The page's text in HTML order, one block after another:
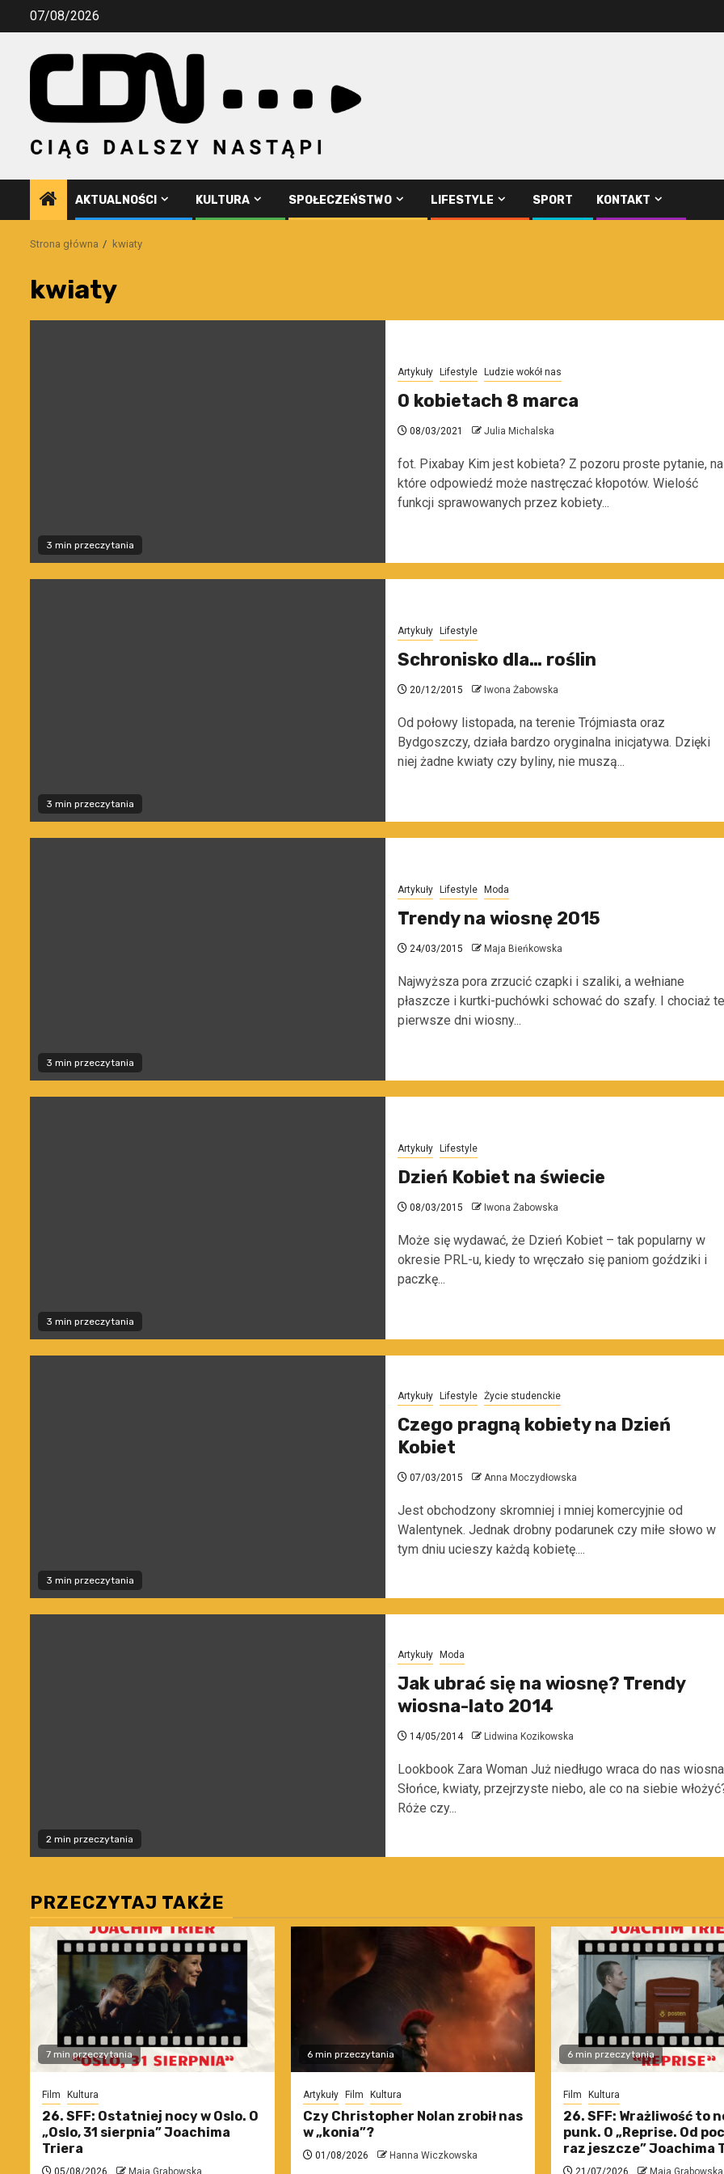
Przejdź07/08/2026
AKTUALNOŚCI KULTURA SPOŁECZEŃSTWO LIFESTYLE SPORT KONTAKT
Strona główna kwiaty
kwiaty
3 min przeczytania
Artykuły Lifestyle Ludzie wokół nas
O kobietach 8 marca
08/03/2021 Julia Michalska
fot. Pixabay Kim jest kobieta? Z pozoru proste pytanie, na
które odpowiedź może nastręczać kłopotów. Wielość
funkcji sprawowanych przez kobiety...
3 min przeczytania
Artykuły Lifestyle
Schronisko dla… roślin
20/12/2015 Iwona Żabowska
Od połowy listopada, na terenie Trójmiasta oraz
Bydgoszczy, działa bardzo oryginalna inicjatywa. Dzięki
niej żadne kwiaty czy byliny, nie muszą...
3 min przeczytania
Artykuły Lifestyle Moda
Trendy na wiosnę 2015
24/03/2015 Maja Bieńkowska
Najwyższa pora zrzucić czapki i szaliki, a wełniane
płaszcze i kurtki-puchówki schować do szafy. I chociaż te
pierwsze dni wiosny...
3 min przeczytania
Artykuły Lifestyle
Dzień Kobiet na świecie
08/03/2015 Iwona Żabowska
Może się wydawać, że Dzień Kobiet – tak popularny w
okresie PRL-u, kiedy to wręczało się paniom goździki i
paczkę...
3 min przeczytania
Artykuły Lifestyle Życie studenckie
Czego pragną kobiety na Dzień
Kobiet
07/03/2015 Anna Moczydłowska
Jest obchodzony skromniej i mniej komercyjnie od
Walentynek. Jednak drobny podarunek czy miłe słowo w
tym dniu ucieszy każdą kobietę....
2 min przeczytania
Artykuły Moda
Jak ubrać się na wiosnę? Trendy
wiosna-lato 2014
14/05/2014 Lidwina Kozikowska
Lookbook Zara Woman Już niedługo wraca do nas
Słońce, kwiaty, przejrzyste niebo, ale co na siebie
Róże czy...
PRZECZYTAJ TAKŻE
7 min przeczytania
Film Kultura
26. SFF: Ostatniej nocy w Oslo. O
„Oslo, 31 sierpnia” Joachima
Triera
05/08/2026 Maja Grabowska
6 min przeczytania
Artykuły Film Kultura
Czy Christopher Nolan zrobił nas
w „konia”?
01/08/2026 Hanna Wiczkowska
6 min przeczytania
Film Kultura
26. SFF: Wrażliwość to
punk. O „Reprise. Od
raz jeszcze” Joachima
21/07/2026 Maja Grabowska